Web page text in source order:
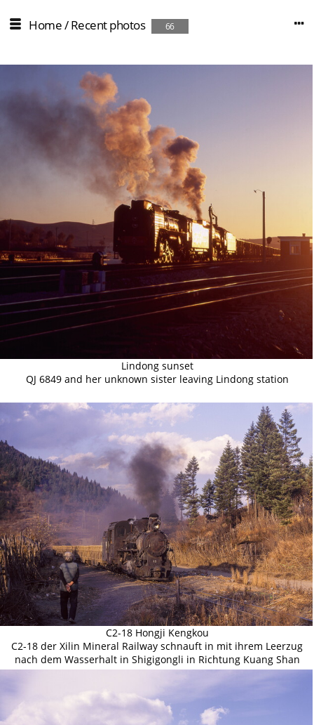
Home/Recent photos 66
Lindong sunset
QJ 6849 and her unknown sister leaving Lindong station
C2-18 Hongji Kengkou
C2-18 der Xilin Mineral Railway schnauft in mit ihrem Leerzug
nach dem Wasserhalt in Shigigongli in Richtung Kuang Shan